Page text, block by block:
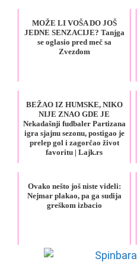
MOŽE LI VOŠA DO JOŠ
JEDNE SENZACIJE? Tanjga
se oglasio pred meč sa
Zvezdom
BEŽAO IZ HUMSKE, NIKO
NIJE ZNAO GDE JE
Nekadašnji fudbaler Partizana
igra sjajnu sezonu, postigao je
prelep gol i zagorčao život
favoritu | Lajk.rs
Ovako nešto još niste videli:
Nejmar plakao, pa ga sudija
greškom izbacio